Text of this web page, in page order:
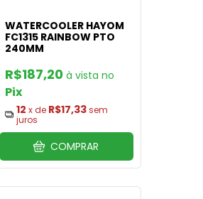
WATERCOOLER HAYOM
FC1315 RAINBOW PTO
240MM
R$187,20
Pix
12 x de R$17,33sem
juros
COMPRAR